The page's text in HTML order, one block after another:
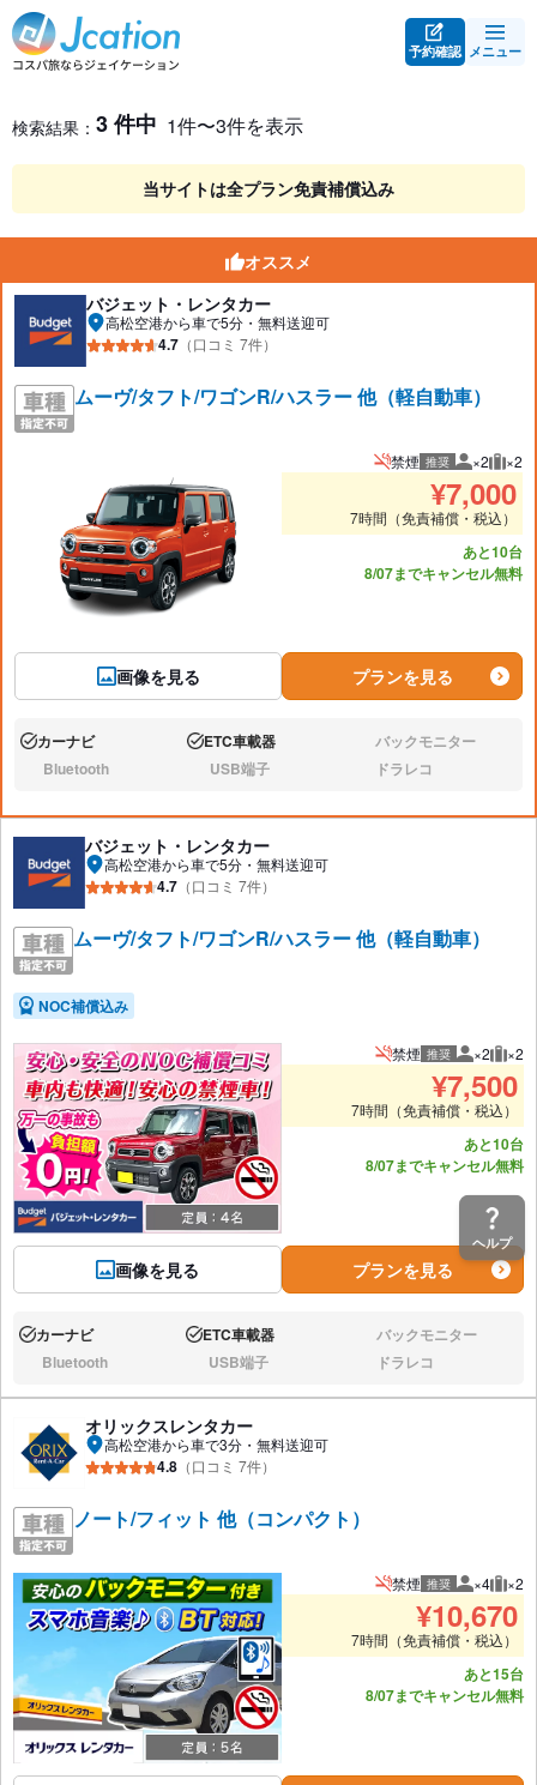
予約確認 メニュー
レンタカー検索・比較
レンタカー検索結果
検索結果： 3 件中 1件〜3件を表示
当サイトは全プラン免責補償込み
オススメ
バジェット・レンタカー
高松空港から車で5分・無料送迎可
4.7 （口コミ 7件）
ムーヴ/タフト/ワゴンR/ハスラー 他（軽自動車）
画像を見る
禁煙 推奨 推奨人数
×2 推奨
×2
¥7,000
7時間（免責補償・税込）
あと10台
8/07までキャンセル無料
プランを見る
あり:カーナビ あり:ETC車載器 なし:バックモニター
なし:Bluetooth なし:USB端子 なし:ドラレコ
バジェット・レンタカー
高松空港から車で5分・無料送迎可
4.7 （口コミ 7件）
ムーヴ/タフト/ワゴンR/ハスラー 他（軽自動車）
NOC補償込み
画像を見る
禁煙 推奨 推奨人数
×2 推
×2
¥7,500
7時間（免責補償・税込）
あと10台
8/07までキャンセル無料
プランを見る
あり:カーナビ あり:ETC車載器 なし:バックモニター
なし:Bluetooth なし:USB端子 なし:ドラレコ
オリックスレンタカー
高松空港から車で3分・無料送迎可
4.8 （口コミ 7件）
ノート/フィット 他（コンパクト）
禁煙 推奨 推奨人数
×4 推
×2
¥10,670
7時間（免責補償・税込）
あと15台
8/07までキャンセル無料
ヘルプ